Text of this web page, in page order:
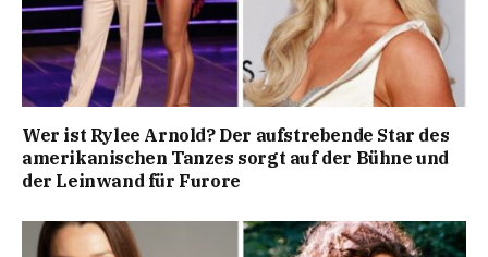
Wer ist Rylee Arnold? Der aufstrebende Star des
amerikanischen Tanzes sorgt auf der Bühne und
der Leinwand für Furore